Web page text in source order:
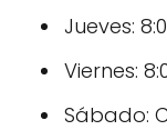
Jueves:
Viernes:
Sábado: